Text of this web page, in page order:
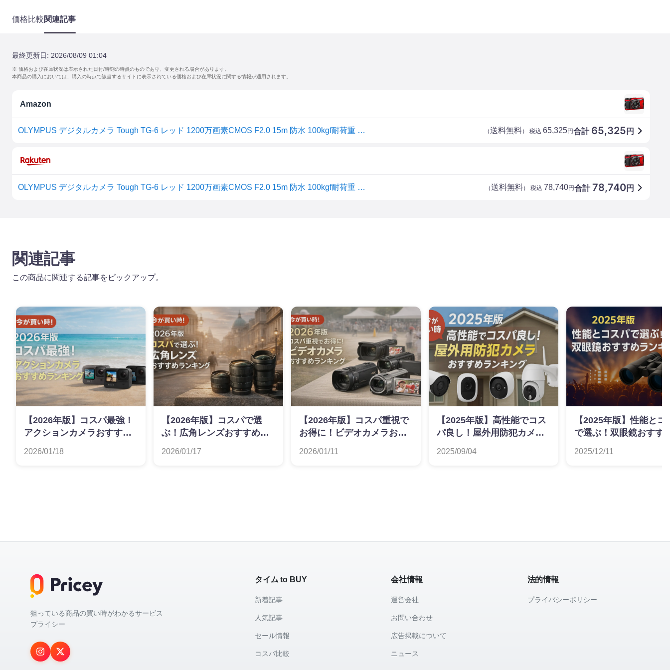
価格比較関連記事
最終更新日: 2026/08/09 01:04
※ 価格および在庫状況は表示された日付/時刻の時点のものであり、変更される場合があります。
本商品の購入においては、購入の時点で該当するサイトに表示されている価格および在庫状況に関する情報が適用されます。
Amazon
OLYMPUS デジタルカメラ Tough TG-6 レッド 1200万画素CMOS F2.0 15m 防水 100kgf耐荷重 GPS 内蔵Wi-Fi TG-6RED 合計 65,325 円
（送料無料） 税込 65,325円
OLYMPUS デジタルカメラ Tough TG-6 レッド 1200万画素CMOS F2.0 15m 防水 100kgf耐荷重 GPS 内蔵Wi-Fi TG-6RED 合計78,740円
（送料無料） 税込 78,740円
関連記事
この商品に関連する記事をピックアップ。
【2026年版】コスパ最強！
アクションカメラおすすめ
2026/01/18
【2026年版】コスパで選
ぶ！広角レンズおすすめラ
2026/01/17
【2026年版】コスパ重視で
お得に！ビデオカメラおす
2026/01/11
【2025年版】高性能でコス
パ良し！屋外用防犯カメラ
2025/09/04
【2025年版】性能とコ
で選ぶ！双眼鏡おすす
2025/12/11
狙っている商品の買い時がわかるサービス
プライシー
タイム to BUY
新着記事
人気記事
セール情報
コスパ比較
会社情報
運営会社
お問い合わせ
広告掲載について
ニュース
法的情報
プライバシーポリシー